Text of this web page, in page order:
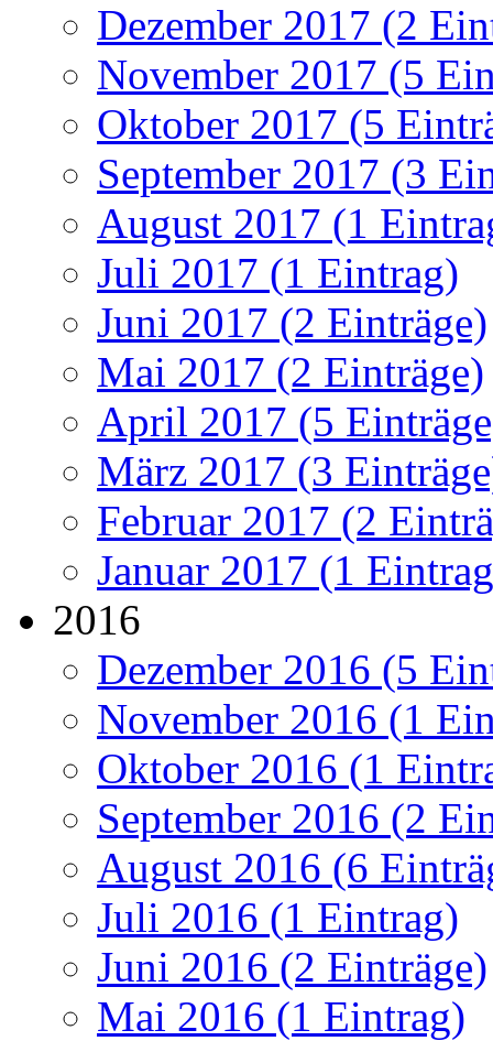
Dezember 2017 (2
November 2017 (5
Oktober 2017 (5
September 2017 (3
August 2017 (1
Juli 2017 (1 Eintrag)
Juni 2017 (2 Einträge)
Mai 2017 (2 Einträge)
April 2017 (5
März 2017 (3
Februar 2017 (2
Januar 2017 (1
2016
Dezember 2016 (5
November 2016 (1
Oktober 2016 (1
September 2016 (2
August 2016 (6
Juli 2016 (1 Eintrag)
Juni 2016 (2 Einträge)
Mai 2016 (1 Eintrag)